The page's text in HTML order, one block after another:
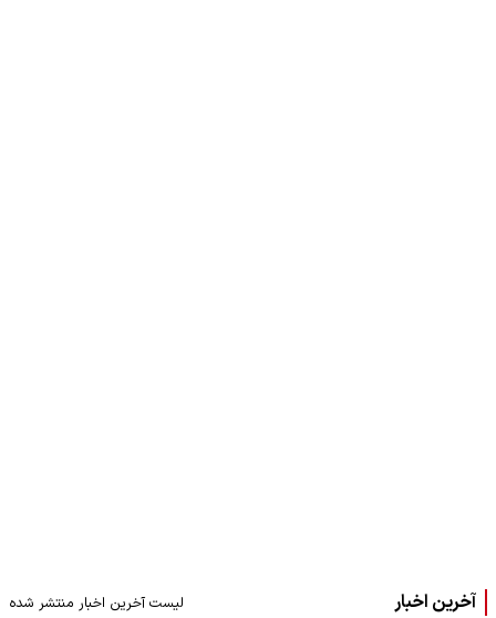
آخرین اخبار لیست آخرین اخبار منتشر شده